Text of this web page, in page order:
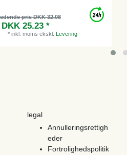
pris DKK 32.08
DKK 25.23 *
* inkl. moms ekskl. Levering
legal
Annulleringsrettigh
eder
Fortrolighedspolitik